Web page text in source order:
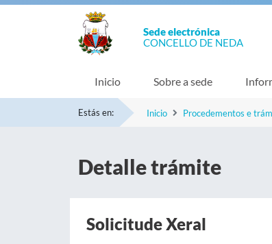
Sede electrónica
CONCELLO DE NEDA
Inicio Sobre a sede
Estás en: Inicio Procedementos e
Detalle trámite
Solicitude Xeral